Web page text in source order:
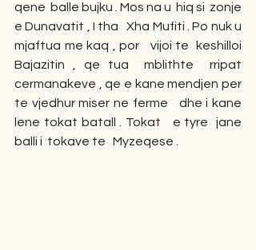
qene  balle bujku . Mos na u  hiq si  zonje
e Dunavatit , I tha   Xha Mufiti . Po nuk u
mjaftua me kaq , por   vijoi te  keshilloi
Bajazitin , qe tua  mblithte  rripat
cermanakeve , qe e kane mendjen per
te vjedhur miser ne ferme   dhe i kane
lene tokat batall . Tokat   e tyre  jane
balli i  tokave te   Myzeqese .